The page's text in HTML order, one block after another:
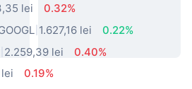
lei
0.32%
1.627,16 lei
0.22%
2.259,39 lei
0.40%
0.19%